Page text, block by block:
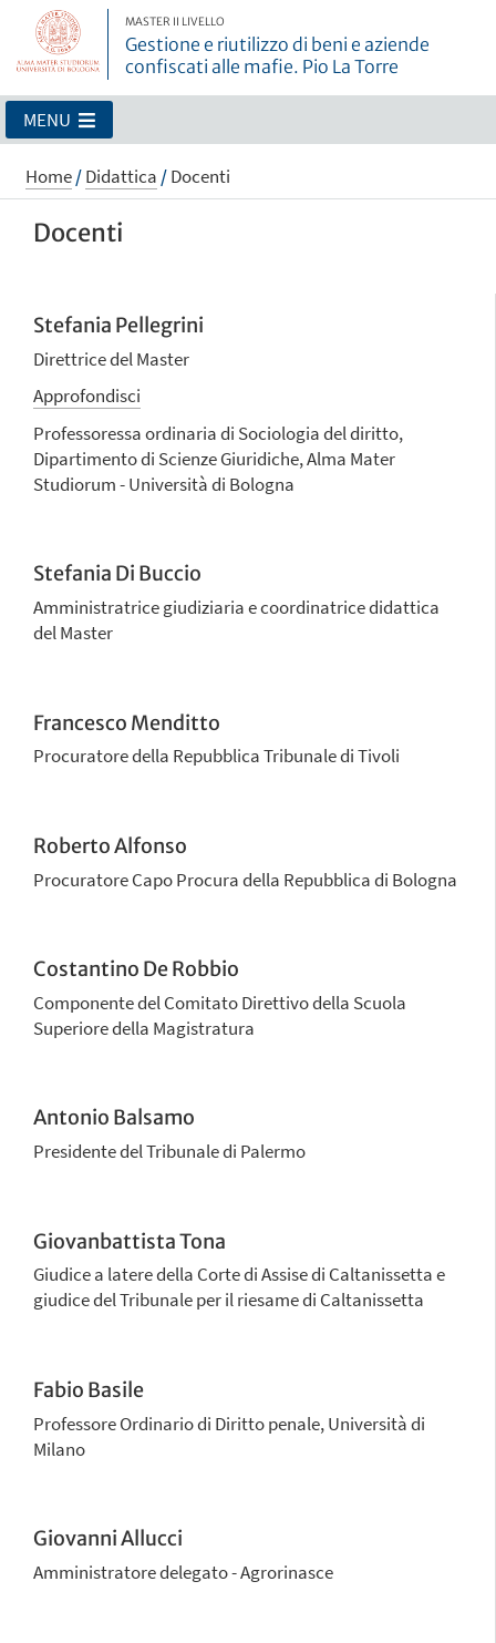
MASTER II LIVELLO
Gestione e riutilizzo di beni e aziende
confiscati alle mafie. Pio La Torre
MENU
Home/Didattica /Docenti
Docenti
Stefania Pellegrini
Direttrice del Master
Approfondisci
Professoressa ordinaria di Sociologia del diritto,
Dipartimento di Scienze Giuridiche, Alma Mater
Studiorum - Università di Bologna
Stefania Di Buccio
Amministratrice giudiziaria e coordinatrice didattica
del Master
Francesco Menditto
Procuratore della Repubblica Tribunale di Tivoli
Roberto Alfonso
Procuratore Capo Procura della Repubblica di Bologna
Costantino De Robbio
Componente del Comitato Direttivo della Scuola
Superiore della Magistratura
Antonio Balsamo
Presidente del Tribunale di Palermo
Giovanbattista Tona
Giudice a latere della Corte di Assise di Caltanissetta e
giudice del Tribunale per il riesame di Caltanissetta
Fabio Basile
Professore Ordinario di Diritto penale, Università di
Milano
Giovanni Allucci
Amministratore delegato - Agrorinasce